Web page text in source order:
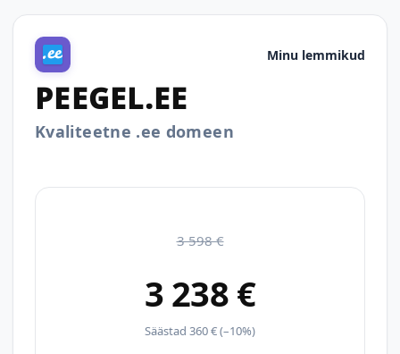
Minu lemmikud
PEEGEL.EE
Kvaliteetne .ee domeen
3 598 €
3 238 €
Säästad 360 € (–10%)